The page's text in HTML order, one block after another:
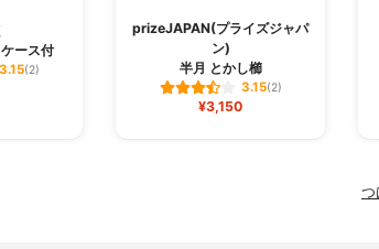
ース付
3.15(2)
prizeJAPAN(プライズジャパ
ン)
半月 とかし櫛
3.15(2)
¥3,150
つ